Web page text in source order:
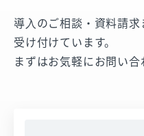
導⼊のご相談・資料請
受け付けています。
まずはお気軽にお問い合